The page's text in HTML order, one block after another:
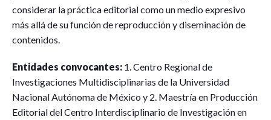
considerar la práctica editorial como un medio expresivo
más allá de su función de reproducción y diseminación de
contenidos.
Entidades convocantes: 1. Centro Regional de
Investigaciones Multidisciplinarias de la Universidad
Nacional Autónoma de México y 2. Maestría en Producción
Editorial del Centro Interdisciplinario de Investigación en